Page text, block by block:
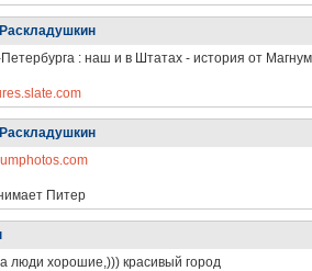
: наш и в Штатах - история от
Питер
люди хорошие,))) красивый город